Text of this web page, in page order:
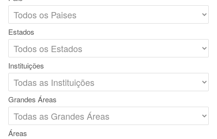
Estados
Instituições
Grandes Áreas
Áreas